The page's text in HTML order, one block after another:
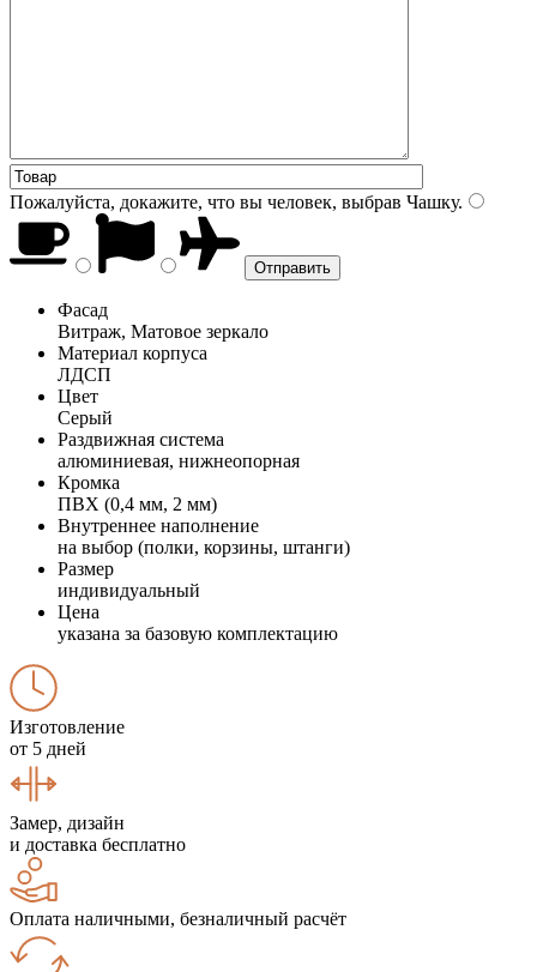
Пожалуйста, докажите, что вы человек, выбрав Чашку.
Фасад
Витраж, Матовое зеркало
Материал корпуса
ЛДСП
Цвет
Серый
Раздвижная система
алюминиевая, нижнеопорная
Кромка
ПВХ (0,4 мм, 2 мм)
Внутреннее наполнение
на выбор (полки, корзины, штанги)
Размер
индивидуальный
Цена
указана за базовую комплектацию
Изготовление
от 5 дней
Замер, дизайн
и доставка бесплатно
Оплата наличными, безналичный расчёт